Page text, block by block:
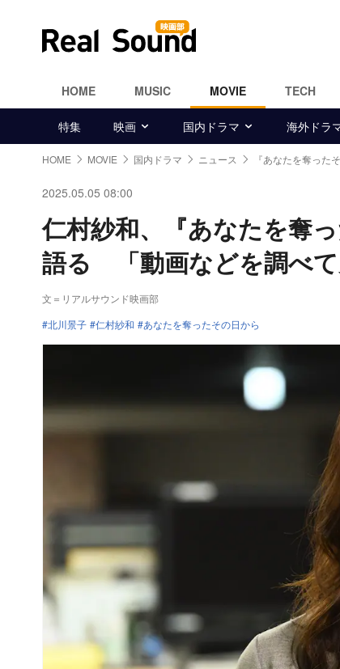
HOME MUSIC MOVIE TECH
特集 映画 国内ドラマ 海外ドラ
HOME MOVIE 国内ドラマ ニュース 『あなたを奪った
2025.05.05 08:00
仁村紗和、『あなたを奪
語る 「動画などを調べて
文＝リアルサウンド映画部
北川景子
仁村紗和 あなたを奪ったその日から